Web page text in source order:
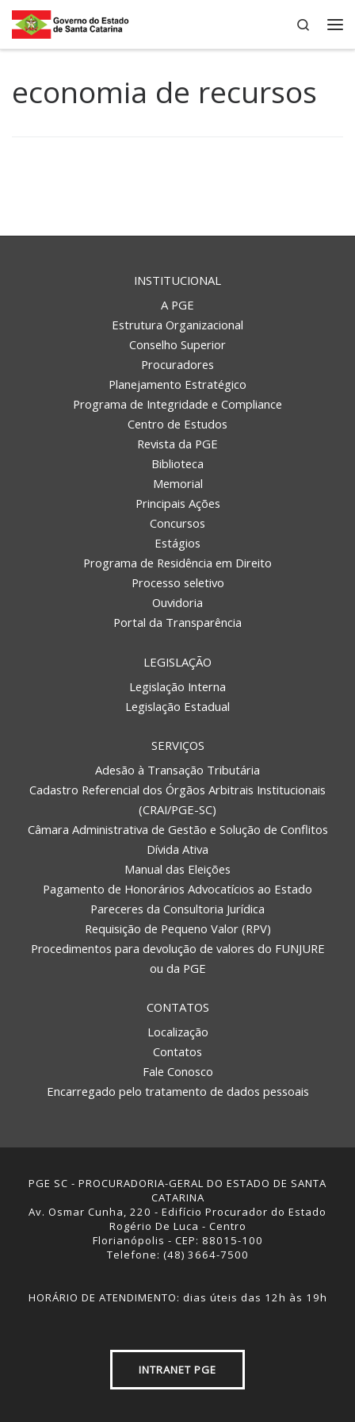
Skip to content
Search
economia de recursos
INSTITUCIONAL
A PGE
Estrutura Organizacional
Conselho Superior
Procuradores
Planejamento Estratégico
Programa de Integridade e Compliance
Centro de Estudos
Revista da PGE
Biblioteca
Memorial
Principais Ações
Concursos
Estágios
Programa de Residência em Direito
Processo seletivo
Ouvidoria
Portal da Transparência
LEGISLAÇÃO
Legislação Interna
Legislação Estadual
SERVIÇOS
Adesão à Transação Tributária
Cadastro Referencial dos Órgãos Arbitrais Institucionais
(CRAI/PGE-SC)
Câmara Administrativa de Gestão e Solução de Conflitos
Dívida Ativa
Manual das Eleições
Pagamento de Honorários Advocatícios ao Estado
Pareceres da Consultoria Jurídica
Requisição de Pequeno Valor (RPV)
Procedimentos para devolução de valores do FUNJURE
ou da PGE
CONTATOS
Localização
Contatos
Fale Conosco
Encarregado pelo tratamento de dados pessoais
PGE SC - PROCURADORIA-GERAL DO ESTADO DE SANTA
CATARINA
Av. Osmar Cunha, 220 - Edifício Procurador do Estado
Rogério De Luca - Centro
Florianópolis - CEP: 88015-100
Telefone: (48) 3664-7500
HORÁRIO DE ATENDIMENTO: dias úteis das 12h às 19h
INTRANET PGE